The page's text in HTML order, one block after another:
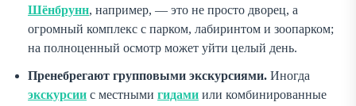
Шёнбрунн, например, — это не просто дворец, а
огромный комплекс с парком, лабиринтом и зоопарком;
на полноценный осмотр может уйти целый день.
Пренебрегают групповыми экскурсиями. Иногда
экскурсии с местными гидами или комбинированные